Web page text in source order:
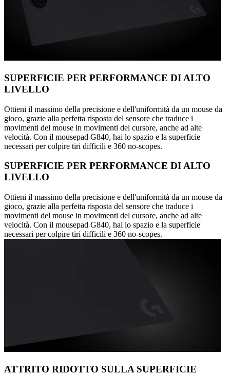
SUPERFICIE PER PERFORMANCE DI ALTO
LIVELLO
Ottieni il massimo della precisione e dell'uniformità da un mouse da
gioco, grazie alla perfetta risposta del sensore che traduce i
movimenti del mouse in movimenti del cursore, anche ad alte
velocità. Con il mousepad G840, hai lo spazio e la superficie
necessari per colpire tiri difficili e 360 no-scopes.
SUPERFICIE PER PERFORMANCE DI ALTO
LIVELLO
Ottieni il massimo della precisione e dell'uniformità da un mouse da
gioco, grazie alla perfetta risposta del sensore che traduce i
movimenti del mouse in movimenti del cursore, anche ad alte
velocità. Con il mousepad G840, hai lo spazio e la superficie
necessari per colpire tiri difficili e 360 no-scopes.
ATTRITO RIDOTTO SULLA SUPERFICIE